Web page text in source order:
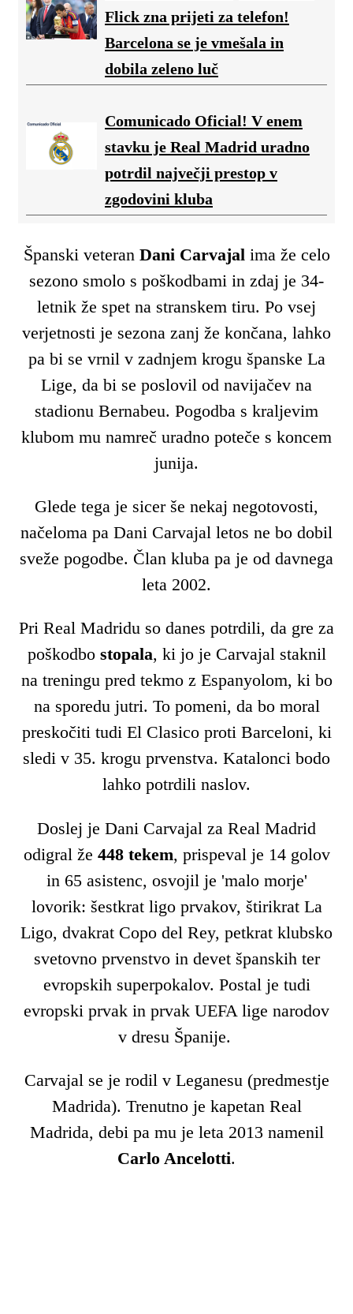
Flick zna prijeti za telefon!
Barcelona se je vmešala in
dobila zeleno luč
Comunicado Oficial! V enem
stavku je Real Madrid uradno
potrdil največji prestop v
zgodovini kluba
Španski veteran Dani Carvajal ima že celo
sezono smolo s poškodbami in zdaj je 34-
letnik že spet na stranskem tiru. Po vsej
verjetnosti je sezona zanj že končana, lahko
pa bi se vrnil v zadnjem krogu španske La
Lige, da bi se poslovil od navijačev na
stadionu Bernabeu. Pogodba s kraljevim
klubom mu namreč uradno poteče s koncem
junija.
Glede tega je sicer še nekaj negotovosti,
načeloma pa Dani Carvajal letos ne bo dobil
sveže pogodbe. Član kluba pa je od davnega
leta 2002.
Pri Real Madridu so danes potrdili, da gre za
poškodbo stopala, ki jo je Carvajal staknil
na treningu pred tekmo z Espanyolom, ki bo
na sporedu jutri. To pomeni, da bo moral
preskočiti tudi El Clasico proti Barceloni, ki
sledi v 35. krogu prvenstva. Katalonci bodo
lahko potrdili naslov.
Doslej je Dani Carvajal za Real Madrid
odigral že 448 tekem, prispeval je 14 golov
in 65 asistenc, osvojil je 'malo morje'
lovorik: šestkrat ligo prvakov, štirikrat La
Ligo, dvakrat Copo del Rey, petkrat klubsko
svetovno prvenstvo in devet španskih ter
evropskih superpokalov. Postal je tudi
evropski prvak in prvak UEFA lige narodov
v dresu Španije.
Carvajal se je rodil v Leganesu (predmestje
Madrida). Trenutno je kapetan Real
Madrida, debi pa mu je leta 2013 namenil
Carlo Ancelotti.